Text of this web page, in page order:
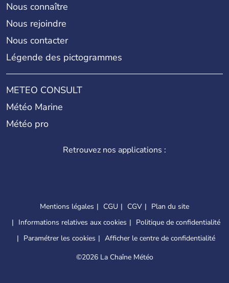
Nous connaître
Nous rejoindre
Nous contacter
Légende des pictogrammes
METEO CONSULT
Météo Marine
Météo pro
Retrouvez nos applications :
Mentions légales CGU CGV
Plan du site
Informations relatives aux cookies
Politique de confidentialité
Paramétrer les cookies
Afficher le centre de confidentialité
©2026 La Chaîne Météo